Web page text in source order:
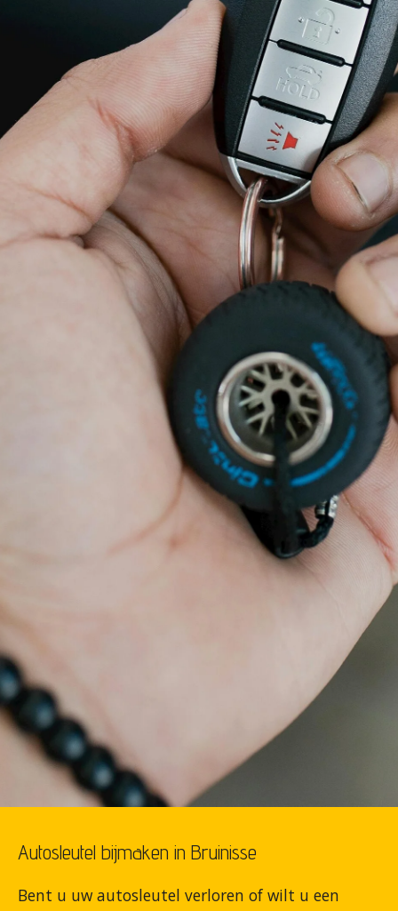
Autosleutel bijmaken in Bruinisse
Bent u uw autosleutel verloren of wilt u een